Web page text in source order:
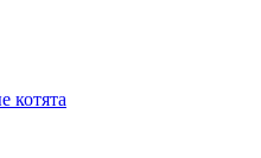
котята